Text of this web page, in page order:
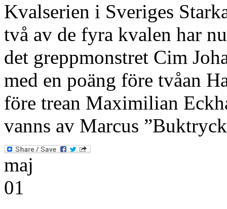
Kvalserien i Sveriges
två av de fyra kvalen har
det greppmonstret Cim
med en poäng före tvåan
före trean Maximilian
vanns av Marcus
maj
01